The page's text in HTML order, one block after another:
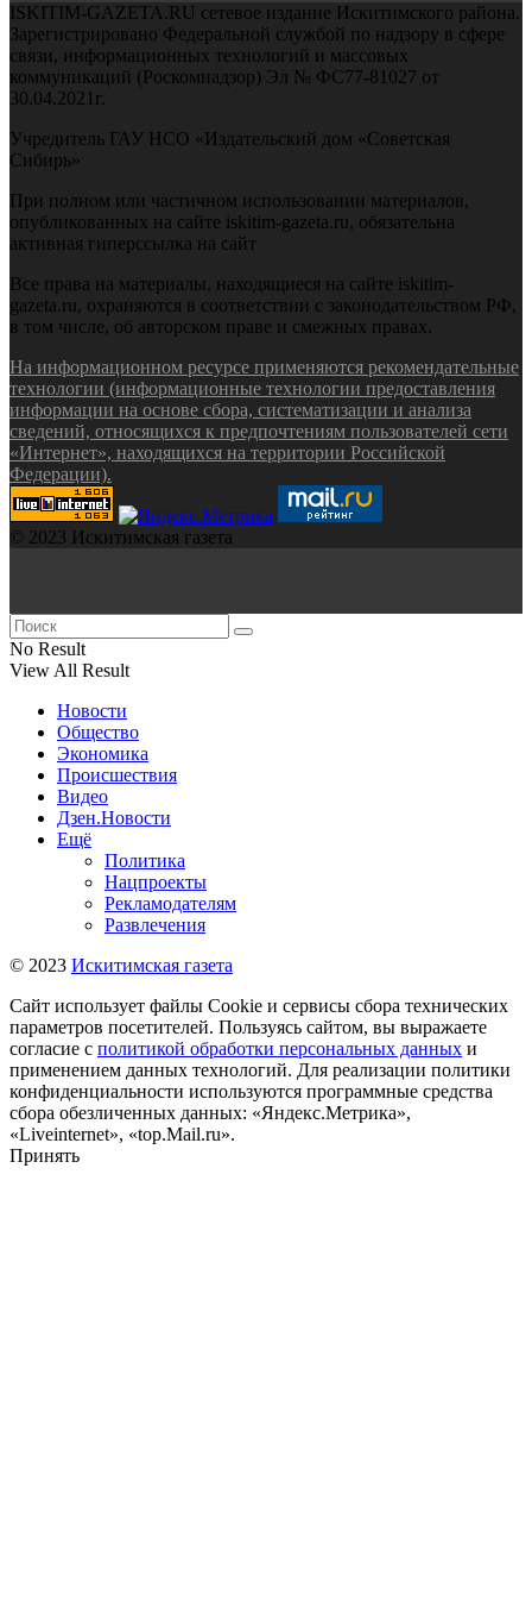
ISKITIM-GAZETA.RU сетевое издание Искитимского района.
Зарегистрировано Федеральной службой по надзору в сфере
связи, информационных технологий и массовых
коммуникаций (Роскомнадзор) Эл № ФС77-81027 от
30.04.2021г.
Учредитель ГАУ НСО «Издательский дом «Советская
Сибирь»
При полном или частичном использовании материалов,
опубликованных на сайте iskitim-gazeta.ru, обязательна
активная гиперссылка на сайт
Все права на материалы, находящиеся на сайте iskitim-
gazeta.ru, охраняются в соответствии с законодательством РФ,
в том числе, об авторском праве и смежных правах.
На информационном ресурсе применяются рекомендательные
технологии (информационные технологии предоставления
информации на основе сбора, систематизации и анализа
сведений, относящихся к предпочтениям пользователей сети
«Интернет», находящихся на территории Российской
Федерации).
© 2023 Искитимская газета
No Result
View All Result
Новости
Общество
Экономика
Происшествия
Видео
Дзен.Новости
Ещё
Политика
Нацпроекты
Рекламодателям
Развлечения
© 2023 Искитимская газета
Сайт использует файлы Cookie и сервисы сбора технических
параметров посетителей. Пользуясь сайтом, вы выражаете
согласие с политикой обработки персональных данных и
применением данных технологий. Для реализации политики
конфиденциальности используются программные средства
сбора обезличенных данных: «Яндекс.Метрика»,
«Liveinternet», «top.Mail.ru».
Принять